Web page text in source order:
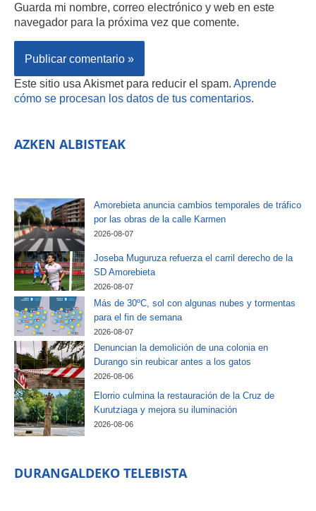
Guarda mi nombre, correo electrónico y web en este
navegador para la próxima vez que comente.
Este sitio usa Akismet para reducir el spam. Aprende
cómo se procesan los datos de tus comentarios.
AZKEN ALBISTEAK
Amorebieta anuncia cambios temporales de tráfico
por las obras de la calle Karmen
2026-08-07
Joseba Muguruza refuerza el carril derecho de la
SD Amorebieta
2026-08-07
Más de 30ºC, sol con algunas nubes y tormentas
para el fin de semana
2026-08-07
Denuncian la demolición de una colonia en
Durango sin reubicar antes a los gatos
2026-08-06
Elorrio culmina la restauración de la Cruz de
Kurutziaga y mejora su iluminación
2026-08-06
DURANGALDEKO TELEBISTA